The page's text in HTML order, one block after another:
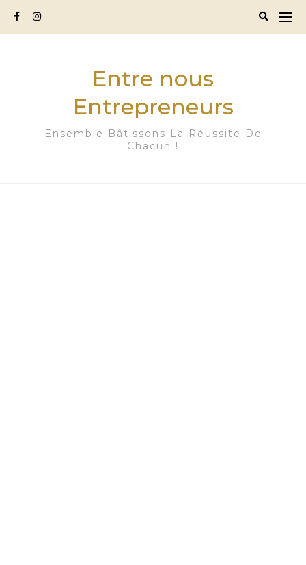
Entre nous
Entrepreneurs
Ensemble Bâtissons La Réussite De
Chacun !